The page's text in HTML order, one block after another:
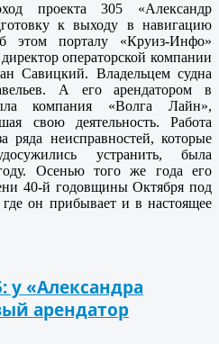
проекта 305 «Александр
к выходу в навигацию
этом порталу «Круиз-Инфо»
операторской компании
Савицкий. Владельцем судна
А его арендатором в
компания «Волга Лайн»,
свою деятельность. Работа
ряда неисправностей, которые
устранить, была
Осенью того же года его
40-й годовщины Октября под
он прибывает и в настоящее
у «Александра
арендатор